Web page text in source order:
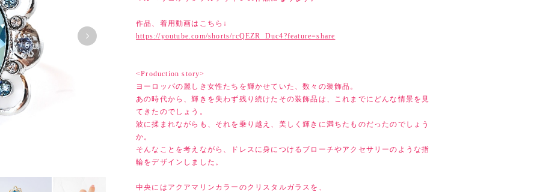
作品、着用動画はこちら↓
https://youtube.com/shorts/rcQEZR_Duc4?feature=share
<Production story>
ヨーロッパの麗しき女性たちを輝かせていた、数々の装飾品。
あの時代から、輝きを失わず残り続けたその装飾品は、これまでにどんな情景を見
てきたのでしょう。
波に揉まれながらも、それを乗り越え、美しく輝きに満ちたものだったのでしょう
か。
そんなことを考えながら、ドレスに身につけるブローチやアクセサリーのような指
輪をデザインしました。
中央にはアクアマリンカラーのクリスタルガラスを、